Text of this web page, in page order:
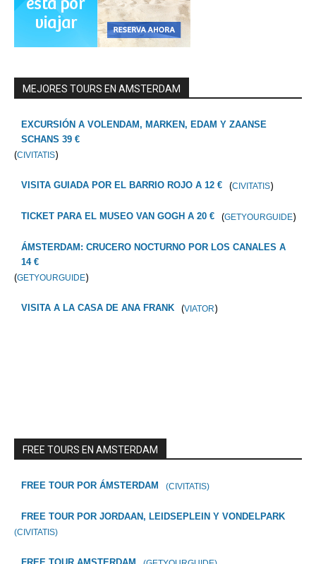
MEJORES TOURS EN AMSTERDAM
EXCURSIÓN A VOLENDAM, MARKEN, EDAM Y ZAANSE
SCHANS 39 €
(CIVITATIS)
VISITA GUIADA POR EL BARRIO ROJO A 12 € (CIVITATIS)
TICKET PARA EL MUSEO VAN GOGH A 20 € (GETYOURGUIDE)
ÁMSTERDAM: CRUCERO NOCTURNO POR LOS CANALES A
14 €
(GETYOURGUIDE)
VISITA A LA CASA DE ANA FRANK (VIATOR)
FREE TOURS EN AMSTERDAM
FREE TOUR POR ÁMSTERDAM (CIVITATIS)
FREE TOUR POR JORDAAN, LEIDSEPLEIN Y VONDELPARK
(CIVITATIS)